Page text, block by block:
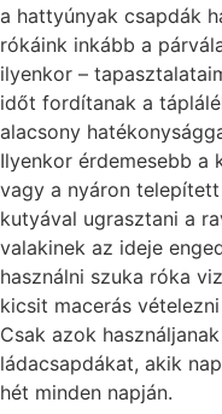
a hattyúnyak csapdák
rókáink inkább a
ilyenkor –
időt fordítanak a
alacsony
Ilyenkor érdemesebb
vagy a nyáron
kutyával ugrasztani a
valakinek az ideje
használni szuka róka
kicsit macerás
Csak azok
ládacsapdákat, akik
hét minden napján.